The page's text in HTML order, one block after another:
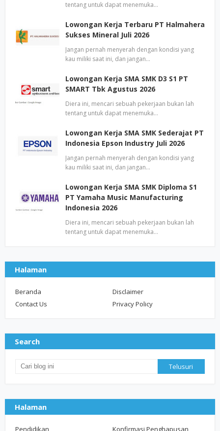
tentang untuk dapat menemuka…
Lowongan Kerja Terbaru PT Halmahera
Sukses Mineral Juli 2026
Jangan pernah menyerah dengan kondisi yang
kau miliki saat ini, dan jangan…
Lowongan Kerja SMA SMK D3 S1 PT
SMART Tbk Agustus 2026
Diera ini, mencari sebuah pekerjaan bukan lah
tentang untuk dapat menemuka…
Lowongan Kerja SMA SMK Sederajat PT
Indonesia Epson Industry Juli 2026
Jangan pernah menyerah dengan kondisi yang
kau miliki saat ini, dan jangan…
Lowongan Kerja SMA SMK Diploma S1
PT Yamaha Music Manufacturing
Indonesia 2026
Diera ini, mencari sebuah pekerjaan bukan lah
tentang untuk dapat menemuka…
Halaman
Beranda
Disclaimer
Contact Us
Privacy Policy
Search
Halaman
Pendidikan Konfirmasi Penghapusan